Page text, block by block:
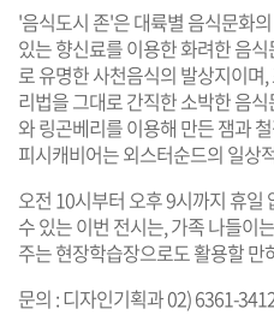
'음식도시 존'은 대륙별 음식문화
있는 향신료를 이용한 화려한 음
로 유명한 사천음식의 발상지이며
리법을 그대로 간직한 소박한 음
와 링곤베리를 이용해 만든 잼과
피시캐비어는 외스터순드의 일상
오전 10시부터 오후 9시까지 휴일
수 있는 이번 전시는, 가족 나들이
주는 현장학습장으로도 활용할 만
문의 : 디자인기획과 02) 6361-